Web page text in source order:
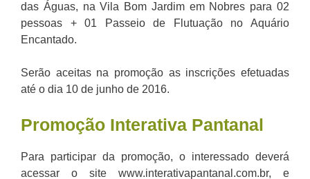
das Águas, na Vila Bom Jardim em Nobres para 02
pessoas + 01 Passeio de Flutuação no Aquário
Encantado.
Serão aceitas na promoção as inscrições efetuadas
até o dia 10 de junho de 2016.
Promoção Interativa Pantanal
Para participar da promoção, o interessado deverá
acessar o site www.interativapantanal.com.br, e